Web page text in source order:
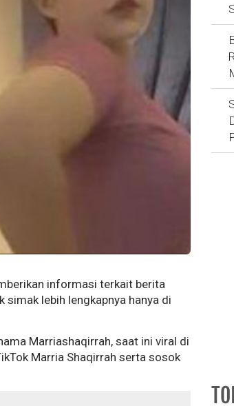
informasi terkait berita
lebih lengkapnya hanya di
Marriashaqirrah, saat ini viral di
Marria Shaqirrah serta sosok